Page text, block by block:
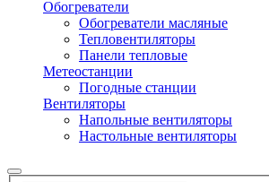
Обогреватели
Обогреватели масляные
Тепловентиляторы
Панели тепловые
Метеостанции
Погодные станции
Вентиляторы
Напольные вентиляторы
Настольные вентиляторы